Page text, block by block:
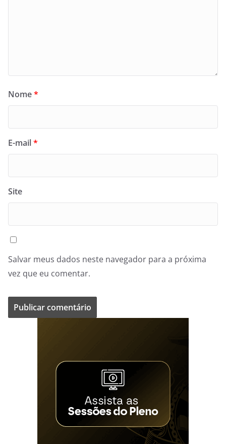
Nome*
E-mail*
Site
Salvar meus dados neste navegador para a próxima
vez que eu comentar.